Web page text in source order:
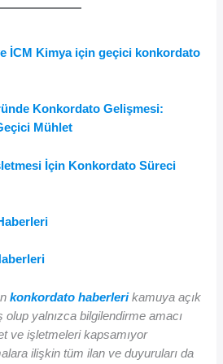
İCM Kimya için geçici konkordato
Konkordato Gelişmesi:
Mühlet
İçin Konkordato Süreci
konkordato haberlerikamuya açık
yalnızca bilgilendirme amacı
ve işletmeleri kapsamıyor
ilişkin tüm ilan ve duyuruları da